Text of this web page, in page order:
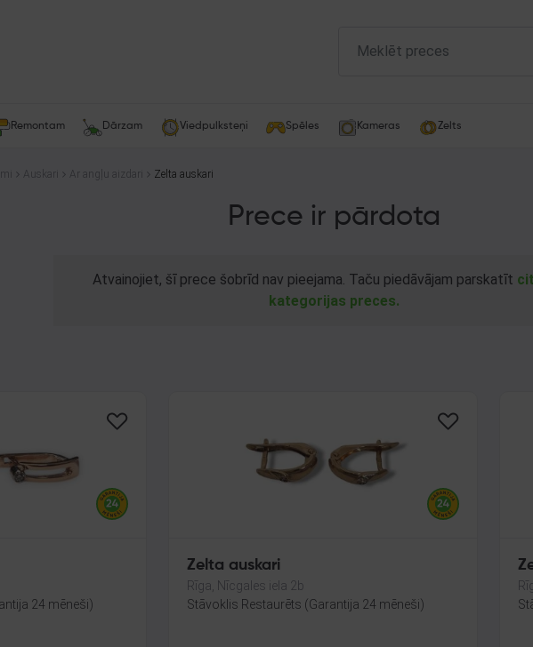
Remontam Dārzam Viedpulksteņi Spēles Kameras Zelts
Auskari Ar angļu aizdari Zelta auskari
Prece ir pārdota
Atvainojiet, šī prece šobrīd nav pieejama. Taču piedāvājam parskatīt
kategorijas preces.
24 mēneši)
Zelta auskari
Rīga, Nīcgales iela 2b
Stāvoklis Restaurēts (Garantija 24 mēneši)